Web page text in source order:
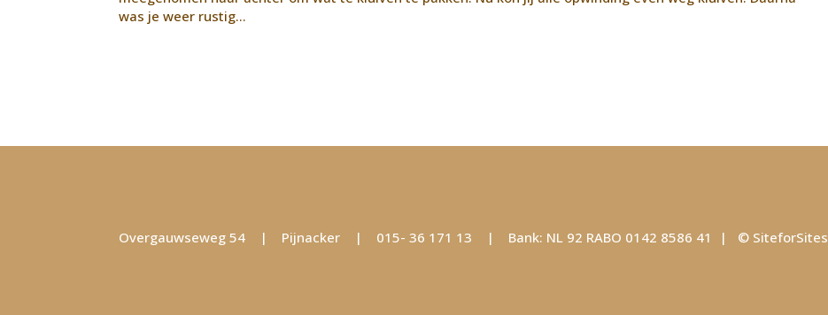
was je weer rustig…
Overgauwseweg 54 | Pijnacker | 015- 36 171 13 | Bank: NL 92 RABO 0142 8586 41 | © SiteforSites